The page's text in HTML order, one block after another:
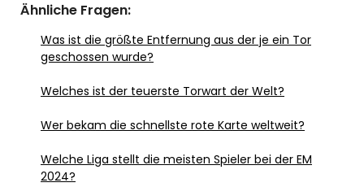
Ähnliche Fragen:
Was ist die größte Entfernung aus der je ein Tor
geschossen wurde?
Welches ist der teuerste Torwart der Welt?
Wer bekam die schnellste rote Karte weltweit?
Welche Liga stellt die meisten Spieler bei der EM
2024?